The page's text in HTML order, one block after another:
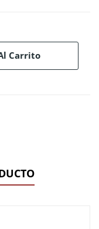
Carrito